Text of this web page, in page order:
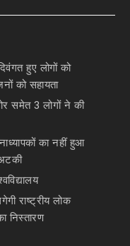
हुए लोगों को
को सहायता
समेत 3 लोगों ने की
का नहीं हुआ
राष्ट्रीय लोक
निस्तारण